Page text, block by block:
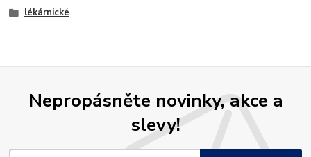
lékárnické
Nepropásněte novinky, akce a
slevy!